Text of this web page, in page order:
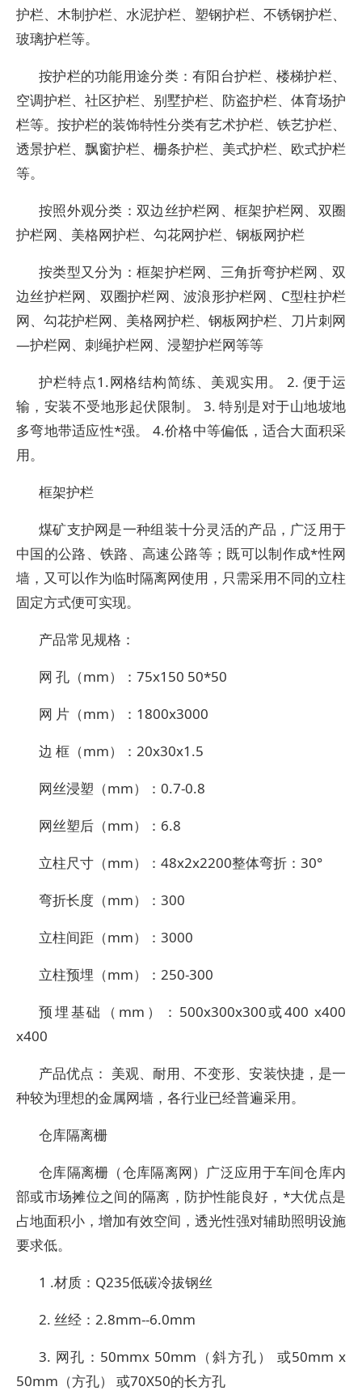
护栏、木制护栏、水泥护栏、塑钢护栏、不锈钢护栏、
玻璃护栏等。
按护栏的功能用途分类：有阳台护栏、楼梯护栏、
空调护栏、社区护栏、别墅护栏、防盗护栏、体育场护
栏等。按护栏的装饰特性分类有艺术护栏、铁艺护栏、
透景护栏、飘窗护栏、栅条护栏、美式护栏、欧式护栏
等。
按照外观分类：双边丝护栏网、框架护栏网、双圈
护栏网、美格网护栏、勾花网护栏、钢板网护栏
按类型又分为：框架护栏网、三角折弯护栏网、双
边丝护栏网、双圈护栏网、波浪形护栏网、C型柱护栏
网、勾花护栏网、美格网护栏、钢板网护栏、刀片刺网
—护栏网、刺绳护栏网、浸塑护栏网等等
护栏特点1.网格结构简练、美观实用。 2. 便于运
输，安装不受地形起伏限制。 3. 特别是对于山地坡地
多弯地带适应性*强。 4.价格中等偏低，适合大面积采
用。
框架护栏
煤矿支护网是一种组装十分灵活的产品，广泛用于
中国的公路、铁路、高速公路等；既可以制作成*性网
墙，又可以作为临时隔离网使用，只需采用不同的立柱
固定方式便可实现。
产品常见规格：
网 孔（mm）：75x150 50*50
网 片（mm）：1800x3000
边 框（mm）：20x30x1.5
网丝浸塑（mm）：0.7-0.8
网丝塑后（mm）：6.8
立柱尺寸（mm）：48x2x2200整体弯折：30°
弯折长度（mm）：300
立柱间距（mm）：3000
立柱预埋（mm）：250-300
预埋基础（mm）：500x300x300或400 x400
x400
产品优点： 美观、耐用、不变形、安装快捷，是一
种较为理想的金属网墙，各行业已经普遍采用。
仓库隔离栅
仓库隔离栅（仓库隔离网）广泛应用于车间仓库内
部或市场摊位之间的隔离，防护性能良好，*大优点是
占地面积小，增加有效空间，透光性强对辅助照明设施
要求低。
1 .材质：Q235低碳冷拔钢丝
2. 丝经：2.8mm--6.0mm
3. 网孔：50mmx 50mm（斜方孔） 或50mm x
50mm（方孔） 或70X50的长方孔